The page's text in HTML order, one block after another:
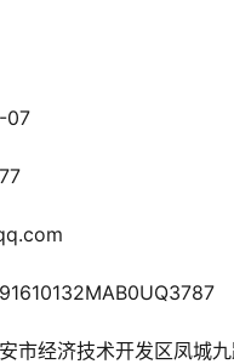
07
91610132MAB0UQ3787
市经济技术开发区凤城